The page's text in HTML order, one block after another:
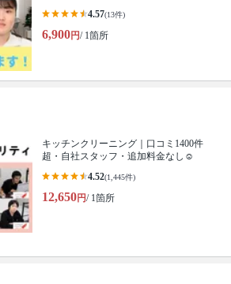
4.57(13件)
6,900円/ 1箇所
キッチンクリーニング｜口コミ1400件
超・自社スタッフ・追加料金なし☺️
4.52(1,445件)
12,650円/ 1箇所